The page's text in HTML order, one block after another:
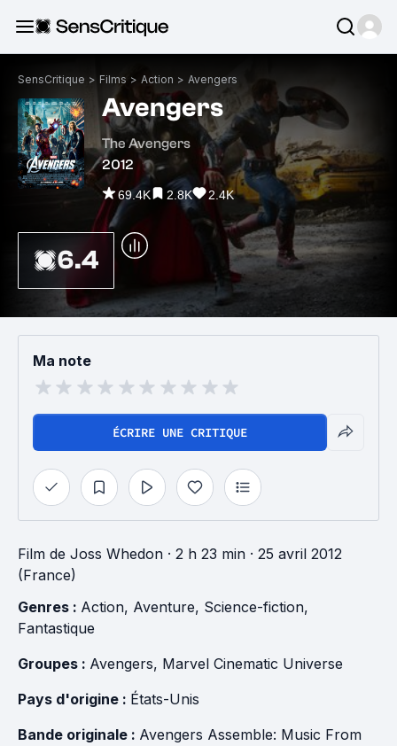
SensCritique > Films > Action > Avengers
Avengers
The Avengers
2012
69.4K 2.8K 2.4K
6.4
Ma note
ÉCRIRE UNE CRITIQUE
Film de Joss Whedon · 2 h 23 min · 25 avril 2012
(France)
Genres : Action, Aventure, Science-fiction,
Fantastique
Groupes : Avengers, Marvel Cinematic Universe
Pays d'origine : États-Unis
Bande originale : Avengers Assemble: Music From